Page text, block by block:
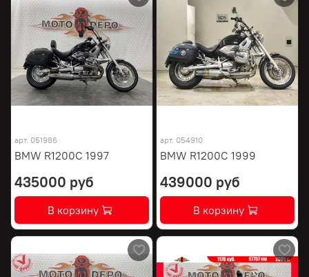
арт. 051986
BMW R1200C 1997
435000 руб
В корзину
арт. 054910
BMW R1200C 1999
439000 руб
В корзину